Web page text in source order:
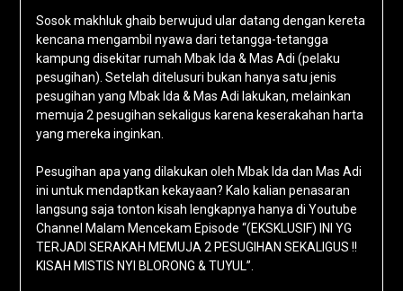
Sosok makhluk ghaib berwujud ular datang dengan kereta
kencana mengambil nyawa dari tetangga-tetangga
kampung disekitar rumah Mbak Ida & Mas Adi (pelaku
pesugihan). Setelah ditelusuri bukan hanya satu jenis
pesugihan yang Mbak Ida & Mas Adi lakukan, melainkan
memuja 2 pesugihan sekaligus karena keserakahan harta
yang mereka inginkan.
Pesugihan apa yang dilakukan oleh Mbak Ida dan Mas Adi
ini untuk mendaptkan kekayaan? Kalo kalian penasaran
langsung saja tonton kisah lengkapnya hanya di Youtube
Channel Malam Mencekam Episode “(EKSKLUSIF) INI YG
TERJADI SERAKAH MEMUJA 2 PESUGIHAN SEKALIGUS !!
KISAH MISTIS NYI BLORONG & TUYUL”.